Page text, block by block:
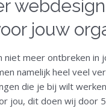
jouw
niet meer ontbreken
namelijk heel veel
die je bij wilt
jou, dit doen wij door